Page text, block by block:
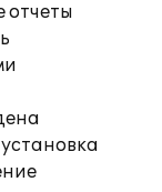
отчеты